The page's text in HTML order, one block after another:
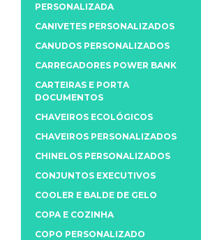
PERSONALIZADA
CANIVETES PERSONALIZADOS
CANUDOS PERSONALIZADOS
CARREGADORES POWER BANK
CARTEIRAS E PORTA
DOCUMENTOS
CHAVEIROS ECOLÓGICOS
CHAVEIROS PERSONALIZADOS
CHINELOS PERSONALIZADOS
CONJUNTOS EXECUTIVOS
COOLER E BALDE DE GELO
COPA E COZINHA
COPO PERSONALIZADO